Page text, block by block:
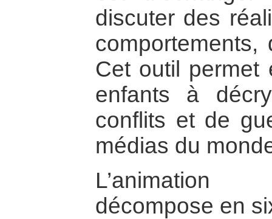
discuter des
Cet outil permet
enfants à
conflits et de
médias du
L’animation
décompose en